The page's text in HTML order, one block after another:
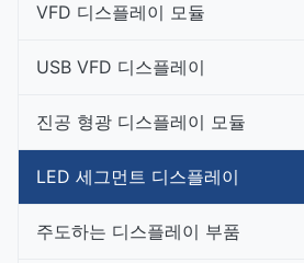
VFD 디스플레이 모듈
USB VFD 디스플레이
진공 형광 디스플레이 모듈
LED 세그먼트 디스플레이
주도하는 디스플레이 부품